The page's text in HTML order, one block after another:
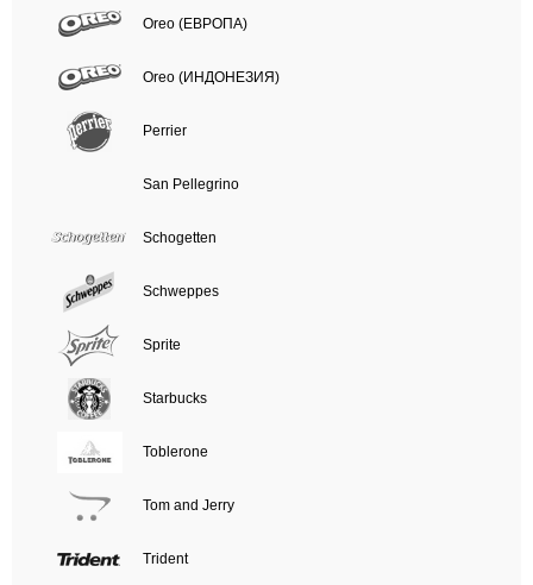
Oreo (ЕВРОПА)
Oreo (ИНДОНЕЗИЯ)
Perrier
San Pellegrino
Schogetten
Schweppes
Sprite
Starbucks
Toblerone
Tom and Jerry
Trident